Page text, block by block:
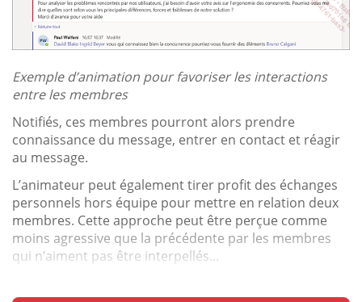
Exemple d’animation pour favoriser les interactions
entre les membres
Notifiés, ces membres pourront alors prendre
connaissance du message, entrer en contact et réagir
au message.
L’animateur peut également tirer profit des échanges
personnels hors équipe pour mettre en relation deux
membres. Cette approche peut être perçue comme
moins agressive que la précédente par les membres
qui n’aiment pas être interpellés...